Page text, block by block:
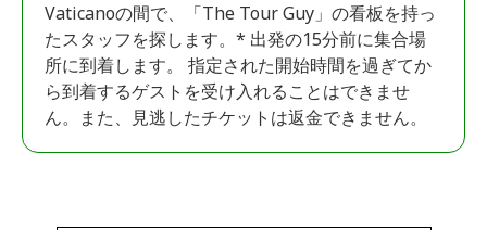
Vaticanoの間で、「The Tour Guy」の看板を持っ
たスタッフを探します。* 出発の15分前に集合場
所に到着します。 指定された開始時間を過ぎてか
ら到着するゲストを受け入れることはできませ
ん。また、見逃したチケットは返金できません。